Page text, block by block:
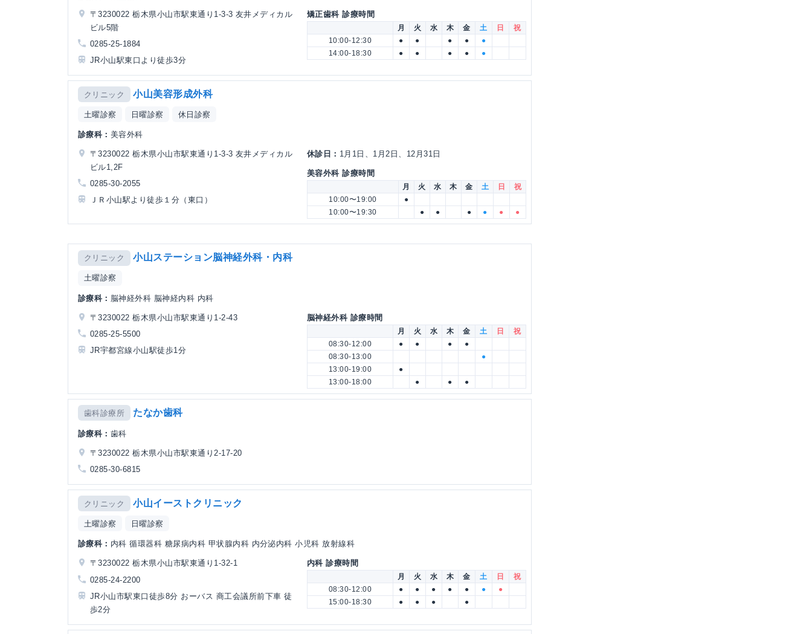
〒3230022 栃木県小山市駅東通り1-3-3 友井メディカル
ビル5階
0285-25-1884
JR小山駅東口より徒歩3分
矯正歯科 診療時間
月 火 水 木 金 土 日
祝
10:00-12:30
● ● ● ●
●
14:00-18:30
● ● ● ● ●
クリニック 小山美容形成外科
土曜診察 日曜診察 休日診察
診療科： 美容外科
〒3230022 栃木県小山市駅東通り1-3-3 友井メディカル
ビル1,2F
0285-30-2055
ＪＲ小山駅より徒歩１分（東口）
休診日： 1月1日、1月2日、12月31日
美容外科 診療時間
月 火 水 木 金 土 日
祝
10:00〜19:00
●
10:00〜19:30
● ● ● ● ● ●
クリニック 小山ステーション脳神経外科・内科
土曜診察
診療科： 脳神経外科 脳神経内科 内科
〒3230022 栃木県小山市駅東通り1-2-43
0285-25-5500
JR宇都宮線小山駅徒歩1分
脳神経外科 診療時間
月 火 水 木 金 土 日
祝
08:30-12:00
● ● ●
●
08:30-13:00
●
13:00-19:00
●
13:00-18:00
● ● ●
歯科診療所 たなか歯科
診療科： 歯科
〒3230022 栃木県小山市駅東通り2-17-20
0285-30-6815
クリニック 小山イーストクリニック
土曜診察 日曜診察
診療科： 内科 循環器科 糖尿病内科 甲状腺内科 内分泌内科 小児科 放射線科
〒3230022 栃木県小山市駅東通り1-32-1
0285-24-2200
JR小山市駅東口徒歩8分 おーバス 商工会議所前下車 徒
歩2分
内科 診療時間
月 火 水 木 金 土 日
祝
08:30-12:00
● ● ● ● ● ●
●
15:00-18:30
● ● ● ●